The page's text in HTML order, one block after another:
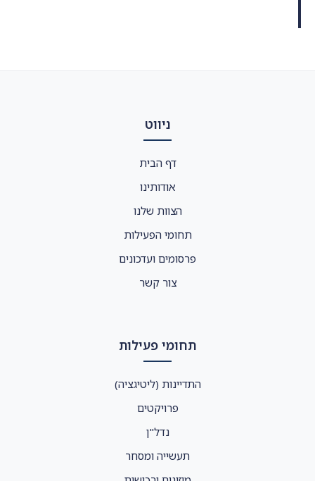
ניווט
דף הבית
אודותינו
הצוות שלנו
תחומי הפעילות
פרסומים ועדכונים
צור קשר
תחומי פעילות
התדיינות (ליטיגציה)
פרויקטים
נדל"ן
תעשייה ומסחר